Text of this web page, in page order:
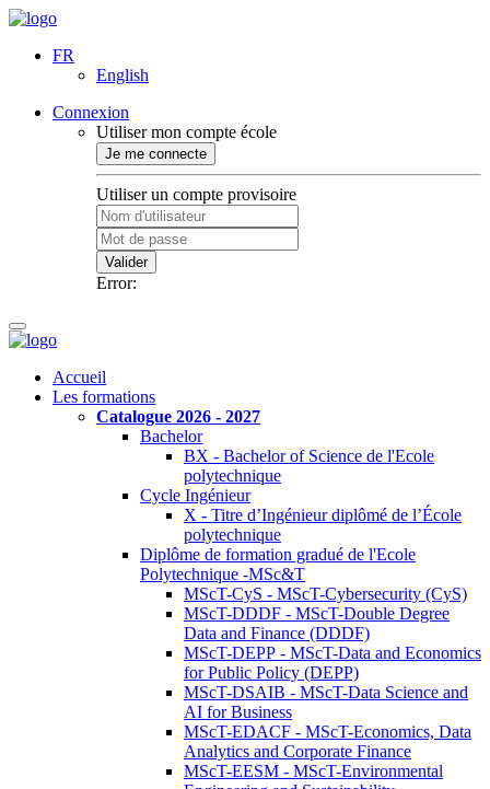
FR
English
Connexion
Utiliser mon compte école
Je me connecte
Utiliser un compte provisoire
Valider
Error:
Accueil
Les formations
Catalogue 2026 - 2027
Bachelor
BX - Bachelor of Science de l'Ecole
polytechnique
Cycle Ingénieur
X - Titre d’Ingénieur diplômé de l’École
polytechnique
Diplôme de formation gradué de l'Ecole
Polytechnique -MSc&T
MScT-CyS - MScT-Cybersecurity (CyS)
MScT-DDDF - MScT-Double Degree
Data and Finance (DDDF)
MScT-DEPP - MScT-Data and Economics
for Public Policy (DEPP)
MScT-DSAIB - MScT-Data Science and
AI for Business
MScT-EDACF - MScT-Economics, Data
Analytics and Corporate Finance
MScT-EESM - MScT-Environmental